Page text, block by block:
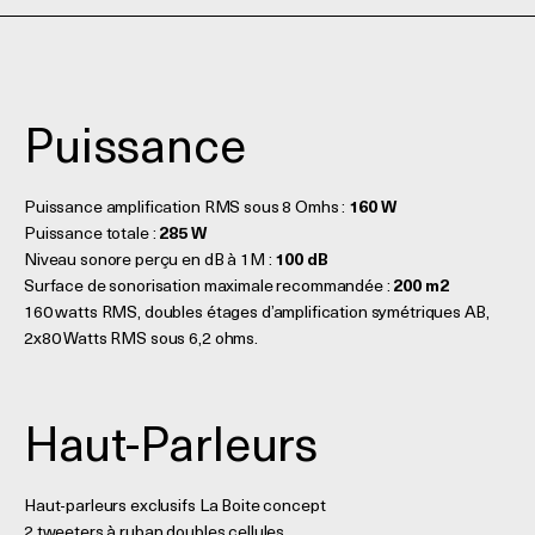
Puissance
Puissance amplification RMS sous 8 Omhs : 160 W
Puissance totale : 285 W
Niveau sonore perçu en dB à 1M : 100 dB
Surface de sonorisation maximale recommandée : 200 m2
160 watts RMS, doubles étages d’amplification symétriques AB,
2x80 Watts RMS sous 6,2 ohms.
Haut-Parleurs
Haut-parleurs exclusifs La Boite concept